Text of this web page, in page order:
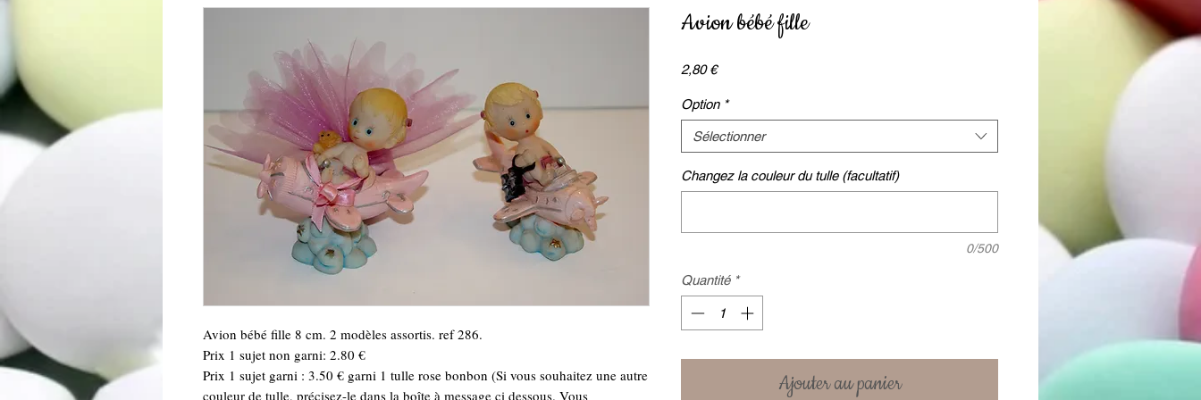
Avion bébé fille 8 cm. 2 modèles assortis. ref 286.
Prix 1 sujet non garni: 2.80 €
Prix 1 sujet garni : 3.50 € garni 1 tulle rose bonbon (Si vous souhaitez une autre
couleur de tulle, précisez-le dans la boîte à message ci dessous. Vous
Avion bébé fille
2,80 €Prix
Option *
Sélectionner
Changez la couleur du tulle (facultatif)
0/500
Quantité *
Ajouter au panier